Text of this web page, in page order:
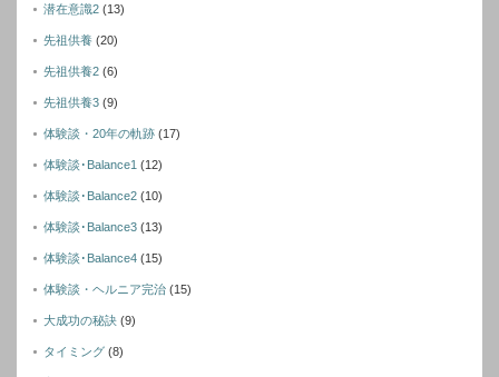
潜在意識2 (13)
先祖供養 (20)
先祖供養2 (6)
先祖供養3 (9)
体験談・20年の軌跡 (17)
体験談･Balance1 (12)
体験談･Balance2 (10)
体験談･Balance3 (13)
体験談･Balance4 (15)
体験談・ヘルニア完治 (15)
大成功の秘訣 (9)
タイミング (8)